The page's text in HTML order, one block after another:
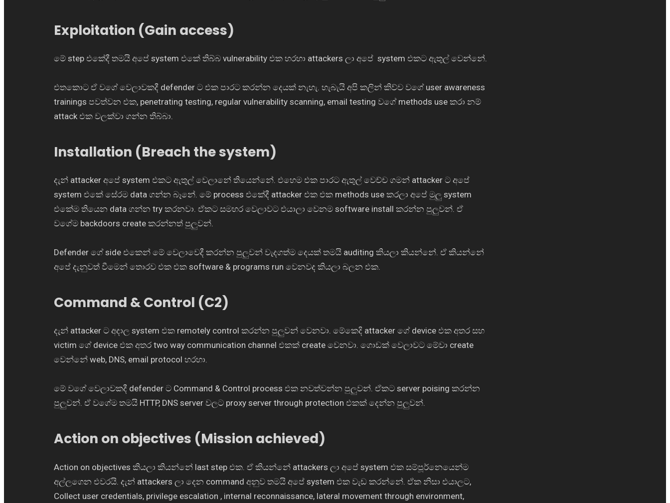
Exploitation (Gain access)
මේ step එකේදී තමයි අපේ system එකේ තිබ්බ vulnerability එක හරහා attackers ලා අපේ system එකට ඇතුල් වෙන්නේ.
එතකොට ඒ වගේ වෙලාවකදී defender ට එක පාරට කරන්න දෙයක් නැහැ. හැබැයි අපි කලින් කිව්ව වගේ user awareness
trainings පවත්වන එක, penetrating testing, regular vulnerability scanning, email testing වගේ methods use කරා නම්
attack එක වලක්වා ගන්න තිබ්බා.
Installation (Breach the system)
දැන් attacker අපේ system එකට ඇතුල් වෙලානේ තියෙන්නේ. එහෙම එක පාරට ඇතුල් වෙච්ච ගමන් attacker ට අපේ
system එකේ සේරම data ගන්න බෑනේ. මේ process එකේදී attacker එක එක methods use කරලා අපේ මුලු system
එකේම තියෙන data ගන්න try කරනවා. ඒකට සමහර වෙලාවට එයාලා වෙනම software install කරන්න පුලුවන්. ඒ
වගේම backdoors create කරන්නත් පුලුවන්.
Defender ගේ side එකෙන් මේ වෙලාවෙදී කරන්න පුලුවන් වැදගත්ම දෙයක් තමයි auditing කියලා කියන්නේ. ඒ කියන්නේ
අපේ දැනුවත් වීමෙන් තොරව එක එක software & programs run වෙනවද කියලා බලන එක.
Command & Control (C2)
දැන් attacker ට අදාල system එක remotely control කරන්න පුලුවන් වෙනවා. මේකෙදි attacker ගේ device එක අතර සහ
victim ගේ device එක අතර two way communication channel එකක් create වෙනවා. ගොඩක් වෙලාවට මේවා create
වෙන්නේ web, DNS, email protocol හරහා.
මේ වගේ වෙලාවකදී defender ට Command & Control process එක නවත්වන්න පුලුවන්. ඒකට server poising කරන්න
පුලුවන්. ඒ වගේම තමයි HTTP, DNS server වලට proxy server through protection එකක් දෙන්න පුලුවන්.
Action on objectives (Mission achieved)
Action on objectives කියලා කියන්නේ last step එක. ඒ කියන්නේ attackers ලා අපේ system එක සම්පූර්නෙයෙන්ම
අල්ලගෙන එවරයි. දැන් attackers ලා දෙන command අනුව තමයි අපේ system එක වැඩ කරන්නේ. ඒක නිසා එයාලට,
Collect user credentials, privilege escalation , internal reconnaissance, lateral movement through environment,